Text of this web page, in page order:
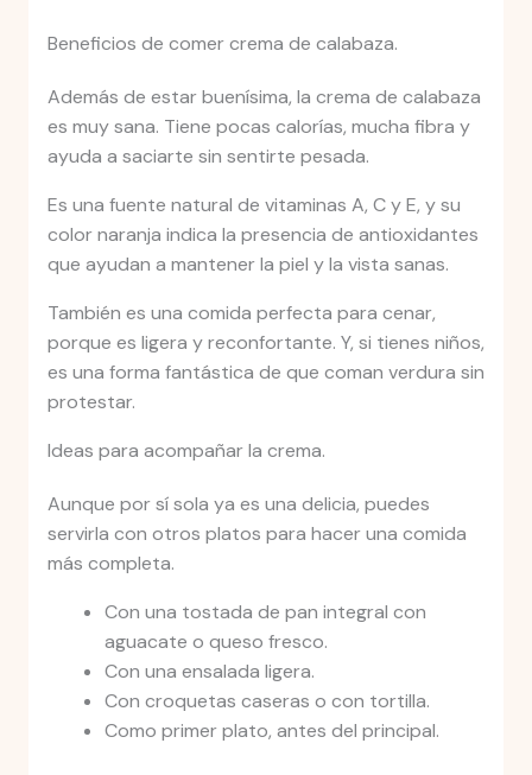
Beneficios de comer crema de calabaza.
Además de estar buenísima, la crema de calabaza
es muy sana. Tiene pocas calorías, mucha fibra y
ayuda a saciarte sin sentirte pesada.
Es una fuente natural de vitaminas A, C y E, y su
color naranja indica la presencia de antioxidantes
que ayudan a mantener la piel y la vista sanas.
También es una comida perfecta para cenar,
porque es ligera y reconfortante. Y, si tienes niños,
es una forma fantástica de que coman verdura sin
protestar.
Ideas para acompañar la crema.
Aunque por sí sola ya es una delicia, puedes
servirla con otros platos para hacer una comida
más completa.
Con una tostada de pan integral con
aguacate o queso fresco.
Con una ensalada ligera.
Con croquetas caseras o con tortilla.
Como primer plato, antes del principal.